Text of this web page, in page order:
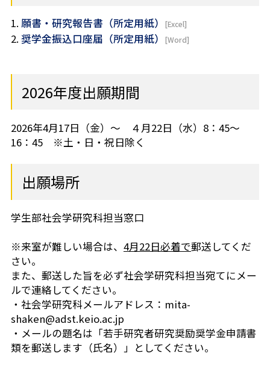
願書・研究報告書（所定用紙）
奨学金振込口座届（所定用紙）
2026年度出願期間
2026年4月17日（金）～ ４月22日（水）8：45～
16：45 ※土・日・祝日除く
出願場所
学生部社会学研究科担当窓口
※来室が難しい場合は、 4月22日必着で郵送してくだ
さい。
また、郵送した旨を必ず社会学研究科担当宛てにメー
ルで連絡してください。
・社会学研究科メールアドレス：mita-
shaken@adst.keio.ac.jp
・メールの題名は「若手研究者研究奨励奨学金申請書
類を郵送します（氏名）」としてください。